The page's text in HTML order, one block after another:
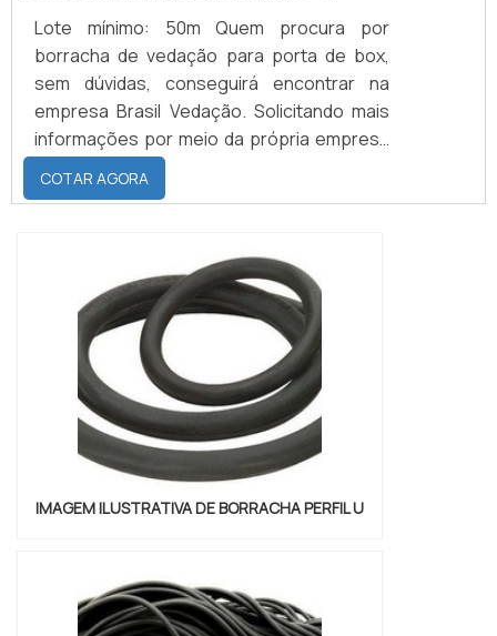
Lote mínimo: 50m Quem procura por
borracha de vedação para porta de box,
sem dúvidas, conseguirá encontrar na
empresa Brasil Vedação. Solicitando mais
informações por meio da própria empresa
e achando a maior referência de qualidade
da área de atuação.Quando a busca é por
eficiência e com cores sólidas e duráveis,
que não desbotam ou amarelam.MAIS
SOBRE BORRAC...
COTAR AGORA
IMAGEM ILUSTRATIVA DE BORRACHA PERFIL U